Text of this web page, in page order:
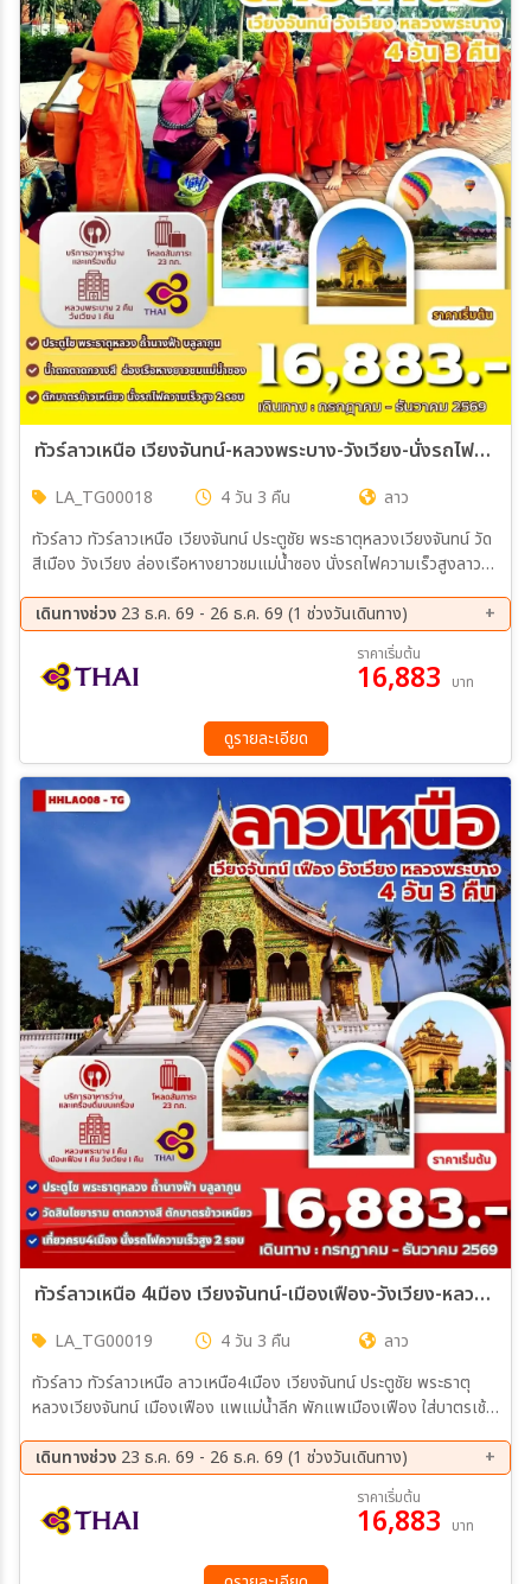
ทัวร์ลาวเหนือ เวียงจันทน์-หลวงพระบาง-วังเวียง-นั่งรถไฟด่วนลาว-จีน 4วัน 3คืน (TG)
LA_TG00018 4 วัน 3 คืน
ลาว
ทัวร์ลาว ทัวร์ลาวเหนือ เวียงจันทน์ ประตูชัย พระธาตุหลวงเวียงจันทน์ วัด
สีเมือง วังเวียง ล่องเรือหางยาวชมแม่น้ำซอง นั่งรถไฟความเร็วสูงลาว-
น้ำตกตาดกวางสี พระราชวังเก่าหลวงพระบาง พักหลวงพระบาง2คืน พัก
วังเวียง1คืน
เดินทางช่วง 23 ธ.ค. 69 - 26 ธ.ค. 69 (1 ช่วงวันเดินทาง)
ราคาเริ่มต้น
16,883 บาท
ดูรายละเอียด
ทัวร์ลาวเหนือ 4เมือง เวียงจันทน์-เมืองเฟือง-วังเวียง-หลวงพระบาง 4 วัน 3 คืน (TG)
LA_TG00019 4 วัน 3 คืน
ลาว
ทัวร์ลาว ทัวร์ลาวเหนือ ลาวเหนือ4เมือง เวียงจันทน์ ประตูชัย พระธาตุ
หลวงเวียงจันทน์ เมืองเฟือง แพแม่น้ำลีก พักแพเมืองเฟือง ใส่บาตรเช้า
แม่น้ำซอง น้ำตกตาดกวางสี ตลาดมืด Night Market นั่งรถไฟความเร็ว
สูงลาว-จีน EMU หลวงพระบาง ใส่บาตรข้าวเหนียว ตลาดเช้าหลวงพระ
บาง วัดเชียงทอง พิพิธภัณฑ์แห่งชาติหลวงพระบาง
เดินทางช่วง 23 ธ.ค. 69 - 26 ธ.ค. 69 (1 ช่วงวันเดินทาง)
ราคาเริ่มต้น
16,883 บาท